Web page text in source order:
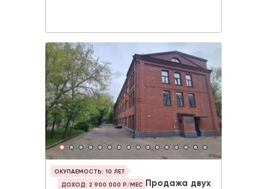
ОКУПАЕМОСТЬ: 10 ЛЕТ
ДОХОД: 2 900 000 Р/МЕС Продажа двух